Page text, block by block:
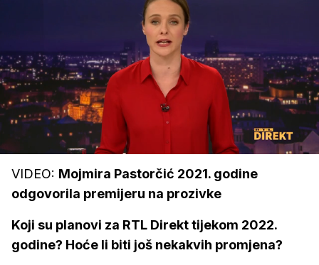
Upali
zvuk
/
Loaded:
VIDEO: Mojmira Pastorčić 2021. godine
odgovorila premijeru na prozivke
Koji su planovi za RTL Direkt tijekom 2022.
godine? Hoće li biti još nekakvih promjena?